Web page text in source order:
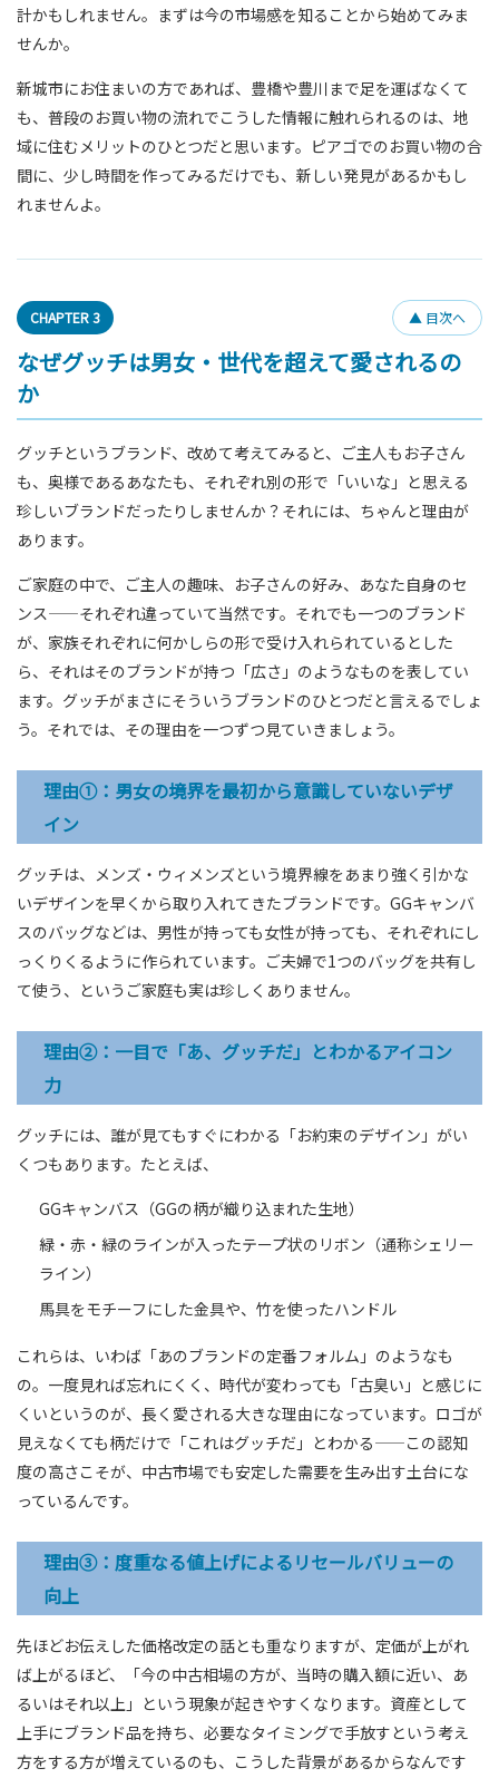
計かもしれません。まずは今の市場感を知ることから始めてみま
せんか。
新城市にお住まいの方であれば、豊橋や豊川まで足を運ばなくて
も、普段のお買い物の流れでこうした情報に触れられるのは、地
域に住むメリットのひとつだと思います。ピアゴでのお買い物の合
間に、少し時間を作ってみるだけでも、新しい発見があるかもし
れませんよ。
CHAPTER 3 ▲ 目次へ
なぜグッチは男女・世代を超えて愛されるの
か
グッチというブランド、改めて考えてみると、ご主人もお子さん
も、奥様であるあなたも、それぞれ別の形で「いいな」と思える
珍しいブランドだったりしませんか？それには、ちゃんと理由が
あります。
ご家庭の中で、ご主人の趣味、お子さんの好み、あなた自身のセ
ンス——それぞれ違っていて当然です。それでも一つのブランド
が、家族それぞれに何かしらの形で受け入れられているとした
ら、それはそのブランドが持つ「広さ」のようなものを表してい
ます。グッチがまさにそういうブランドのひとつだと言えるでしょ
う。それでは、その理由を一つずつ見ていきましょう。
理由①：男女の境界を最初から意識していないデザ
イン
グッチは、メンズ・ウィメンズという境界線をあまり強く引かな
いデザインを早くから取り入れてきたブランドです。GGキャンバ
スのバッグなどは、男性が持っても女性が持っても、それぞれにし
っくりくるように作られています。ご夫婦で1つのバッグを共有し
て使う、というご家庭も実は珍しくありません。
理由②：一目で「あ、グッチだ」とわかるアイコン
力
グッチには、誰が見てもすぐにわかる「お約束のデザイン」がい
くつもあります。たとえば、
GGキャンバス（GGの柄が織り込まれた生地）
緑・赤・緑のラインが入ったテープ状のリボン（通称シェリー
ライン）
馬具をモチーフにした金具や、竹を使ったハンドル
これらは、いわば「あのブランドの定番フォルム」のようなも
の。一度見れば忘れにくく、時代が変わっても「古臭い」と感じに
くいというのが、長く愛される大きな理由になっています。ロゴが
見えなくても柄だけで「これはグッチだ」とわかる——この認知
度の高さこそが、中古市場でも安定した需要を生み出す土台にな
っているんです。
理由③：度重なる値上げによるリセールバリューの
向上
先ほどお伝えした価格改定の話とも重なりますが、定価が上がれ
ば上がるほど、「今の中古相場の方が、当時の購入額に近い、あ
るいはそれ以上」という現象が起きやすくなります。資産として
上手にブランド品を持ち、必要なタイミングで手放すという考え
方をする方が増えているのも、こうした背景があるからなんです